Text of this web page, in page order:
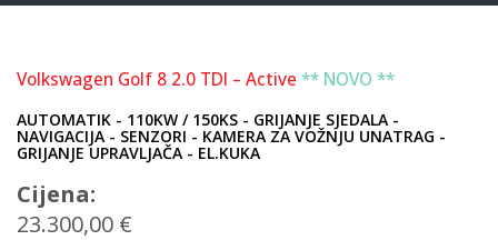
Volkswagen Golf 8 2.0 TDI – Active ** NOVO **
AUTOMATIK - 110KW / 150KS - GRIJANJE SJEDALA -
NAVIGACIJA - SENZORI - KAMERA ZA VOŽNJU UNATRAG -
GRIJANJE UPRAVLJAČA - EL.KUKA
Cijena:
23.300,00 €